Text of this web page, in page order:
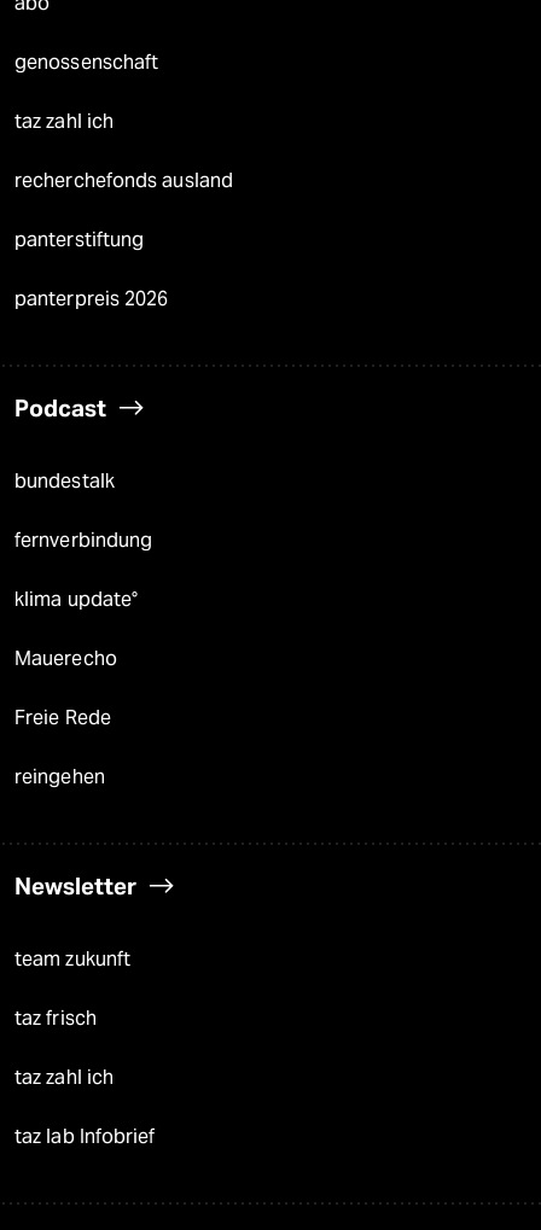
genossenschaft
taz zahl ich
recherchefonds ausland
panterstiftung
panterpreis 2026
Podcast
bundestalk
fernverbindung
klima update°
Mauerecho
Freie Rede
reingehen
Newsletter
team zukunft
taz frisch
taz zahl ich
taz lab Infobrief